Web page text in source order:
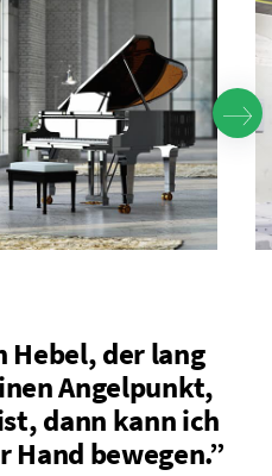
Hebel, der lang
Angelpunkt,
dann kann ich
Hand bewegen.”